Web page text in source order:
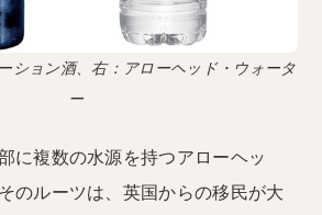
ション酒、右：アローヘッド・ウォータ
ー
に複数の水源を持つアローヘッ
のルーツは、英国からの移民が大